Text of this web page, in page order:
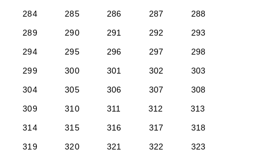
284
285 286 287
288
289
290 291 292
293
294
295 296 297
298
299
300 301 302
303
304
305 306 307
308
309
310 311 312
313
314
315 316 317
318
319
320 321 322
323